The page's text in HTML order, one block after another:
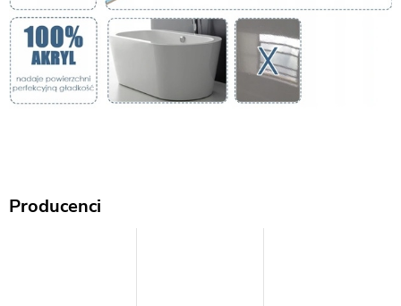
Producenci